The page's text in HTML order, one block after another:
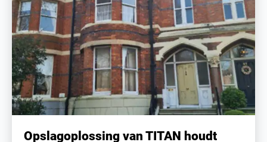
Opslagoplossing van TITAN houdt